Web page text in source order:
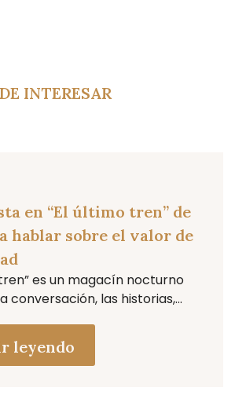
INTERESAR
en “El último tren” de
hablar sobre el valor de
es un magacín nocturno
conversación, las historias,...
leyendo